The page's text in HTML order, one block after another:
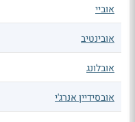
אוביי
אובינטיב
אובלונג
אובסידיין אנרג'י